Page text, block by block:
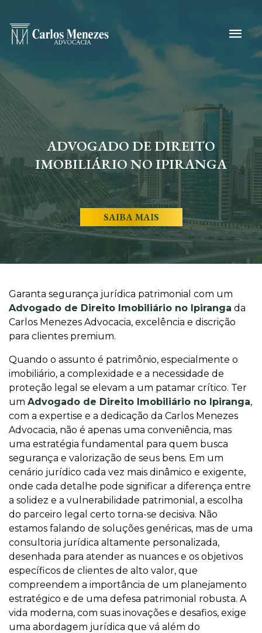
ADVOGADO DE DIREITO
IMOBILIÁRIO NO IPIRANGA
SAIBA MAIS
Garanta segurança jurídica patrimonial com um
Advogado de Direito Imobiliário no Ipiranga da
Carlos Menezes Advocacia, excelência e discrição
para clientes premium.
Quando o assunto é patrimônio, especialmente o
imobiliário, a complexidade e a necessidade de
proteção legal se elevam a um patamar crítico. Ter
um Advogado de Direito Imobiliário no Ipiranga,
com a expertise e a dedicação da Carlos Menezes
Advocacia, não é apenas uma conveniência, mas
uma estratégia fundamental para quem busca
segurança e valorização de seus bens. Em um
cenário jurídico cada vez mais dinâmico e exigente,
onde cada detalhe pode significar a diferença entre
a solidez e a vulnerabilidade patrimonial, a escolha
do parceiro legal certo torna-se decisiva. Não
estamos falando de soluções genéricas, mas de uma
consultoria jurídica altamente personalizada,
desenhada para atender as nuances e os objetivos
específicos de clientes de alto valor, que
compreendem a importância de um planejamento
estratégico e de uma defesa patrimonial robusta. A
vida moderna, com suas inovações e desafios, exige
uma abordagem jurídica que vá além do